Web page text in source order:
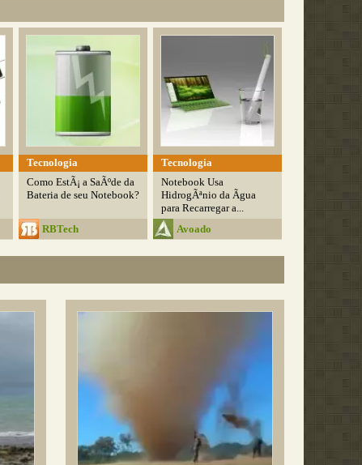
Tecnologia
Como EstÃ¡ a SaÃºde da
Bateria de seu Notebook?
RBTech
Tecnologia
Notebook Usa
HidrogÃªnio da Ãgua
para Recarregar a...
Avoado